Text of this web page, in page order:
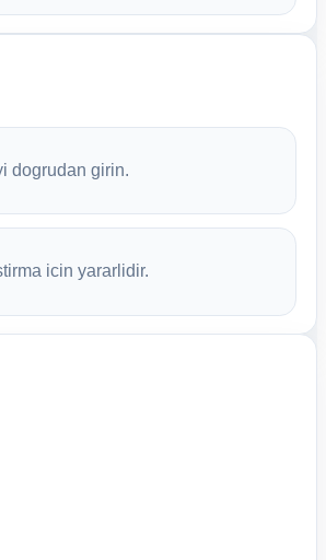
dogrudan girin.
icin yararlidir.